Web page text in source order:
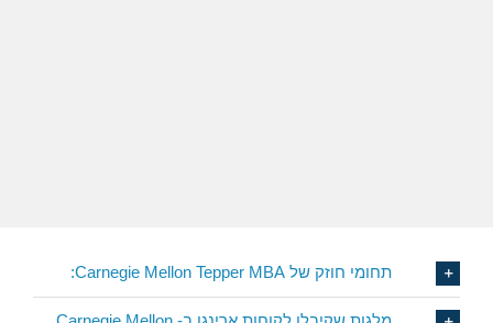
תחומי חוזק של Carnegie Mellon Tepper MBA: